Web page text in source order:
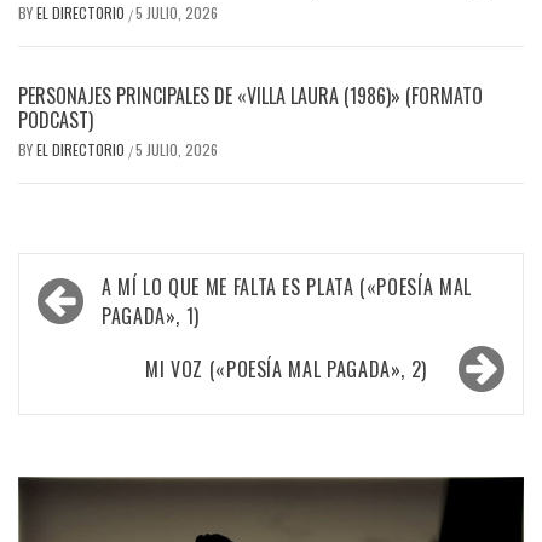
BYEL DIRECTORIO /5 JULIO, 2026
PERSONAJES PRINCIPALES DE «VILLA LAURA (1986)» (FORMATO
PODCAST)
BYEL DIRECTORIO /5 JULIO, 2026
Navegación
de
A MÍ LO QUE ME FALTA ES PLATA («POESÍA MAL
PAGADA», 1)
MI VOZ («POESÍA MAL PAGADA», 2)